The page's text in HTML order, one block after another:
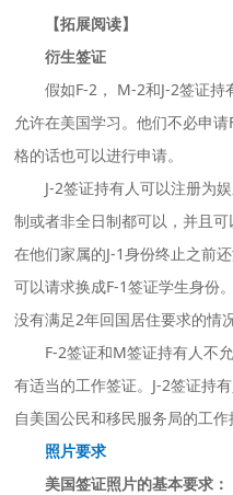
【拓展阅读】
衍生签证
假如F-2， M-2和J-2签证持
允许在美国学习。他们不必申
格的话也可以进行申请。
J-2签证持有人可以注册为娱
制或者非全日制都可以，并且
在他们家属的J-1身份终止之前
可以请求换成F-1签证学生身份
没有满足2年回国居住要求的情
F-2签证和M签证持有人不允
有适当的工作签证。J-2签证持
自美国公民和移民服务局的工作
照片要求
美国签证照片的基本要求：